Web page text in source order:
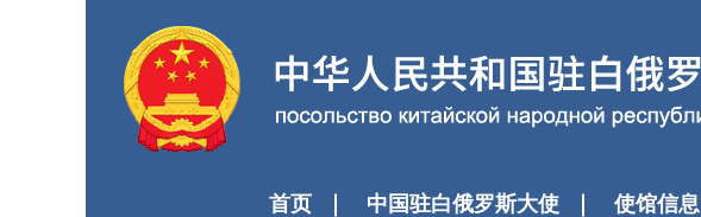
首页 中国驻白俄罗斯大使 使馆信息